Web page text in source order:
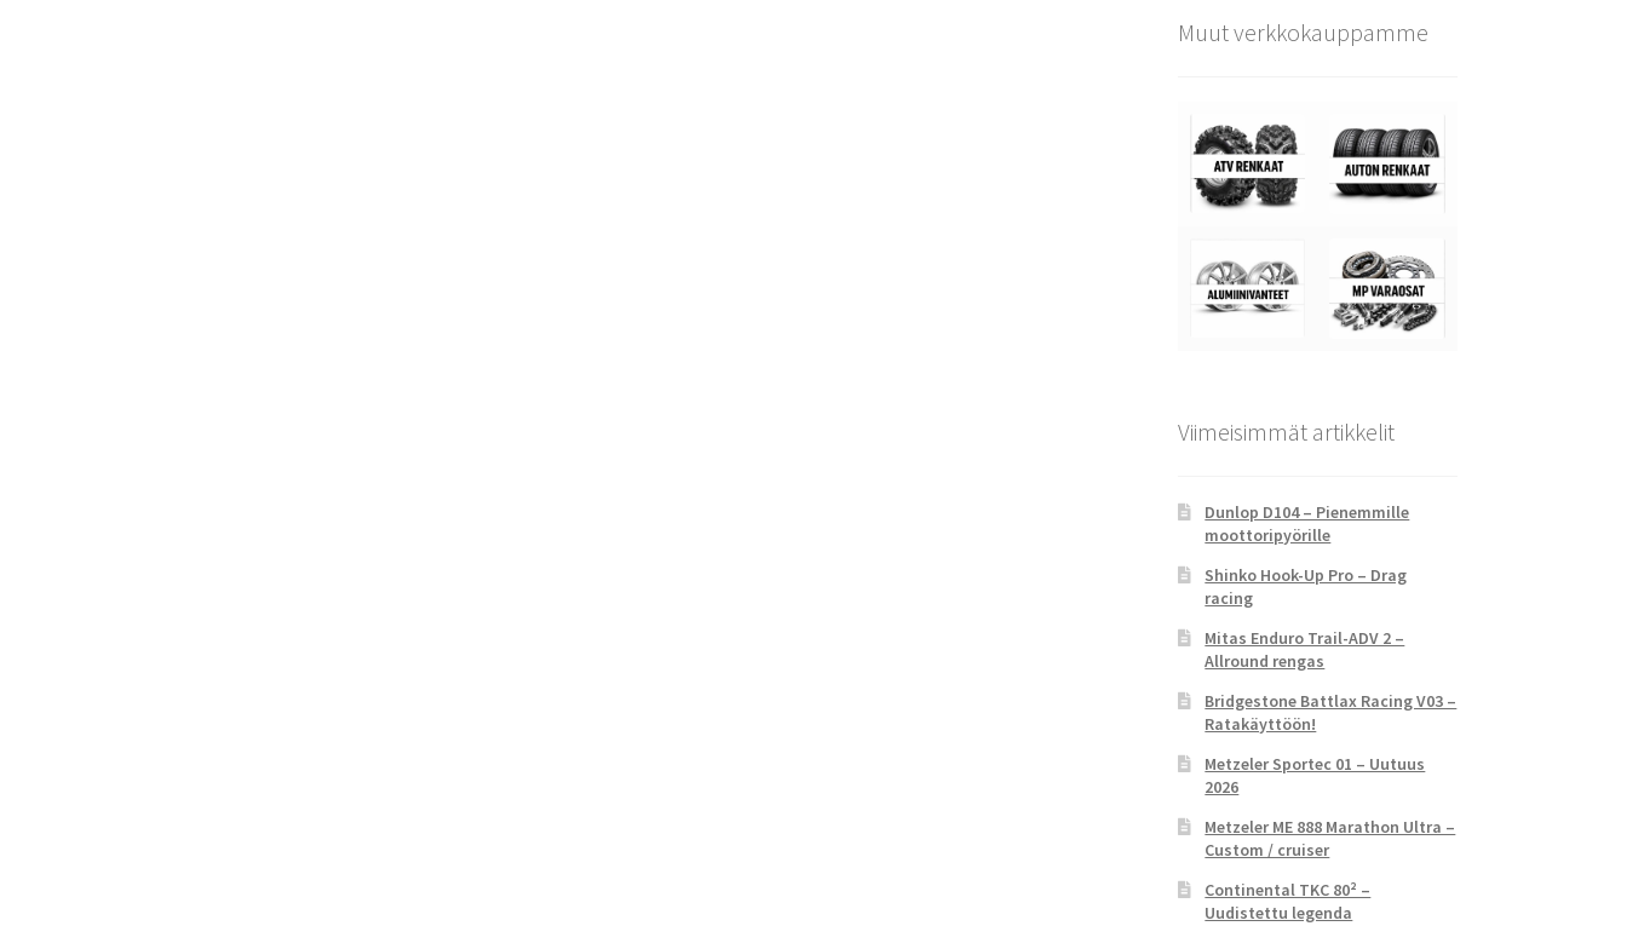
Muut verkkokauppamme
Viimeisimmät artikkelit
Dunlop D104 – Pienemmille
moottoripyörille
Shinko Hook-Up Pro – Drag
racing
Mitas Enduro Trail-ADV 2 –
Allround rengas
Bridgestone Battlax Racing V03 –
Ratakäyttöön!
Metzeler Sportec 01 – Uutuus
2026
Metzeler ME 888 Marathon Ultra –
Custom / cruiser
Continental TKC 80² –
Uudistettu legenda